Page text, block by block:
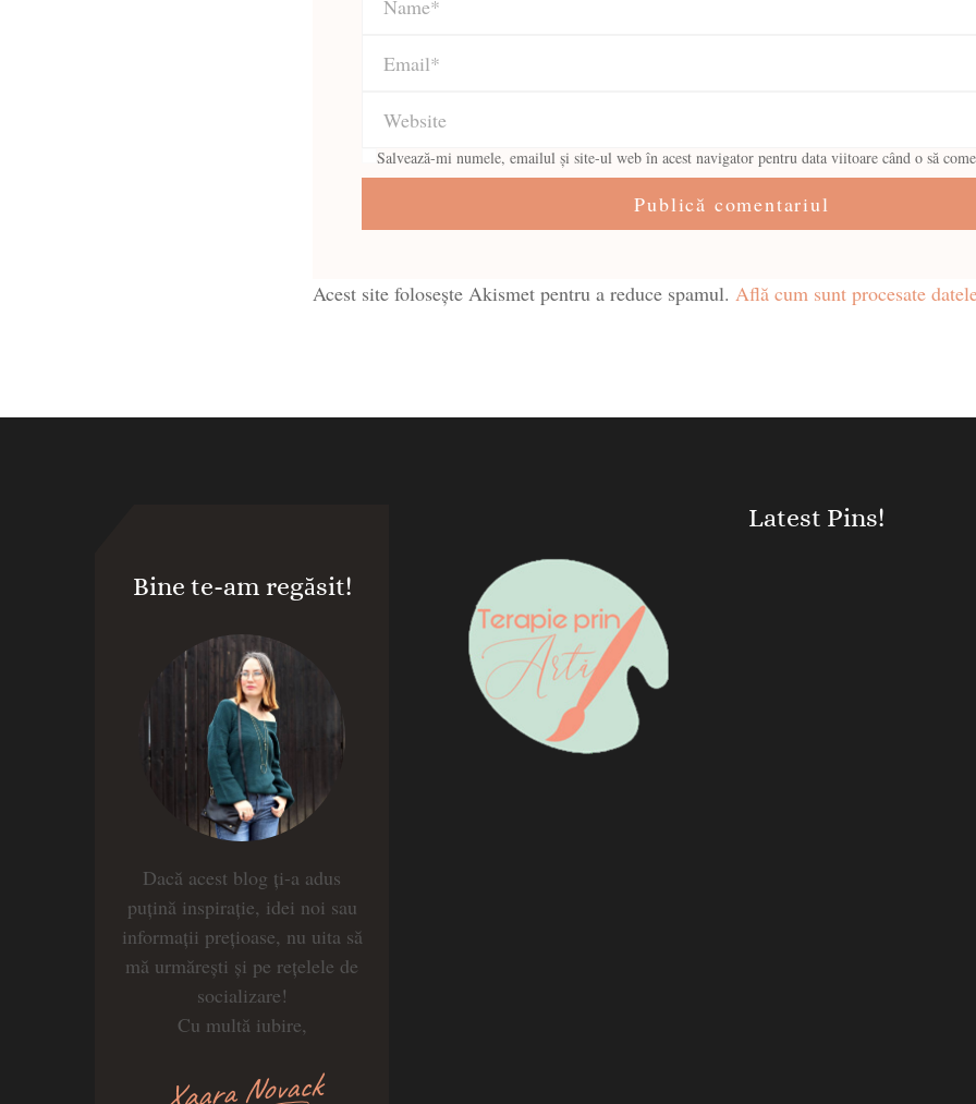
Salvează-mi numele, emailul și site-ul web în acest navigator pentru data viitoare când o să
Acest site folosește Akismet pentru a reduce spamul. Află cum sunt procesate
Bine te-am regăsit!
Dacă acest blog ți-a adus
puțină inspirație, idei noi sau
informații prețioase, nu uita să
mă urmărești și pe rețelele de
socializare!
Cu multă iubire,
Xaara Novack
Latest Pins!